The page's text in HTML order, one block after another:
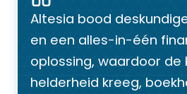
Altesia bood
en een alles-in-één
oplossing, waardoor de
helderheid kreeg,